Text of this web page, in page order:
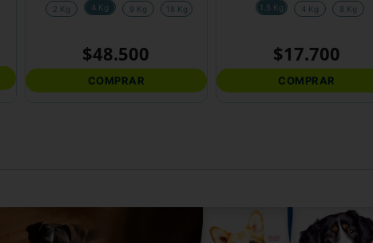
2 Kg 4 Kg 9 Kg 18 Kg
$48.500
COMPRAR
1.5 Kg 4 Kg 8 Kg
$17.700
COMPRAR